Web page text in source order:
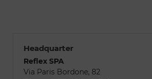
Headquarter
Reflex SPA
Via Paris Bordone, 82